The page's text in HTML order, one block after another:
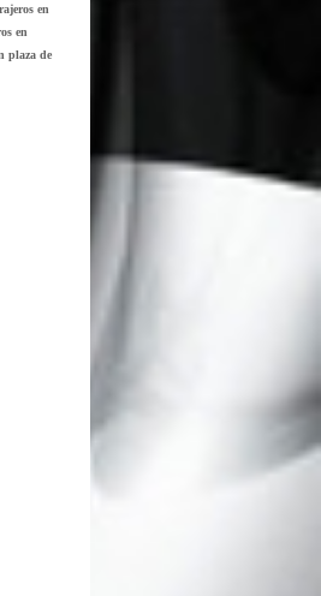
en
en
plaza de